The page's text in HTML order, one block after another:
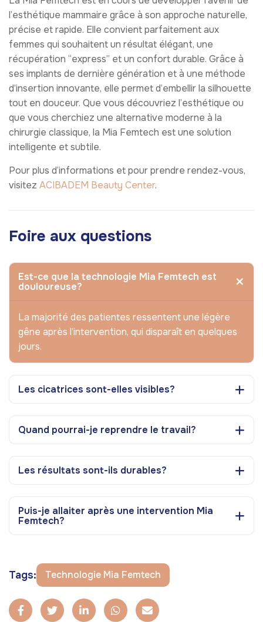
l’esthétique mammaire grâce à son approche naturelle,
précise et rapide. Elle convient parfaitement aux
femmes qui souhaitent un résultat élégant, une
récupération “express” et un confort durable. Grâce à
ses implants de dernière génération et à une méthode
d’insertion innovante, elle permet d’embellir la silhouette
tout en douceur. Que vous découvriez l’esthétique ou
que vous cherchiez une alternative moderne à la
chirurgie classique, la Mia Femtech est une solution
intelligente et subtile.
Pour plus d’informations et pour prendre rendez-vous,
visitez ACIBADEM Beauty Center.
Foire aux questions
Est-ce que la technologie Mia Femtech est
douloureuse?
La majorité des patientes ressentent une légère
gêne après l’intervention, qui disparaît en quelques
jours.
Les cicatrices sont-elles visibles?
Quand pourrai-je reprendre le travail?
Les résultats sont-ils durables?
Puis-je allaiter après une intervention Mia
Femtech?
Tags: Technologie Mia Femtech